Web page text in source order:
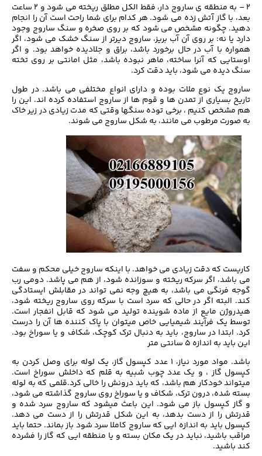
۲ – به منطقه ی ساروج دار، فقط الکل مطلق ریخته می شود و ۲ ساعت
بعد، با گاز آتش زده می شود. هر کدام برای شما راحت است آن را انجام
دهید. چگونه مشخص می شود که بر روی صخره و سنگ ساروج وجود
دارد یا نه: بر روی آن آب بریز، ساروج دیرتر از سنگ خشک می شود، اگر
همواره با آب در حال برخورد باشد، براق و جلادیده خواهد بود. و اگر
اوستایی که آنرا ساخته، ماهر نبوده باشد، مثل امانتی بر روی تخته
سنگ دیده می شود، باید دقت کرد.
ساروج یک نوع ملات بوده و دارای انواع مختلفی می باشد. در طول
تاریخ بسیاری از تمدن ها و قوم ها از ساروج استفاده کرده اند. این را
هم مشخص کنیم ، برخی توده سنگها وقتی که مدت زیادی در زیر خاک
به صورت مرطوب می مانند، به شکل ساروج می شوند.
کاریست که دقت زیادی می خواهد. با اینکه ساروج خیلی محکم و سفت
می باشد، اگر سرکه ریخته و سوزانده شود، از هم می پاشد. دومی رب
گوجه فرنگی می باشد، به هیچ وجه نمی تواند در مقابلش ایستادگی
کند. البته اگر در حالی که سرد است با سرکه روی ساروج ریخته شود،
هیدروژن مایع از ماده شوینده تولید می شود که قابل انفجار است.
توسط یک فرآیند شیمیایی خاص میتوان با پاک کننده ها آن را درست
کرد. ابتدا در ساروج، باید به دنبال ترک کوچک، شکاف و یا سوراخ بود.
این باید به اندازه ۵ سانتی متر
باشد. مواد مورد نیاز، ۱ عدد کپسول گاز، یک لوله برای وصل کردن به
کپسول گاز ، و یک عدد چوب شبیه به قلم که داخلش سوراخ است.
میتواند خودکار هم باشد، که باید درونش را خالی کرد.قلمی که به لوله
بسته شده، درون ترک، شکاف و یا سوراخ روی ساروج گذاشته می شود،
و گاز کپسول باز می شود. این باعث میشود که ساروج سرد شده و
قدرتش را از دست بدهد، به این شکل قدرتش را از دست می دهد.
کپسول باید به اندازه ایی که ساروج کاملا سرد شود باز بماند. حتما باید
مراقب باشید، نباید در یک مکان بسته و یا منطقه ایی که گاز را فشرده
کند باشید.